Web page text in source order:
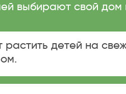
выбирают свой дом
растить детей на